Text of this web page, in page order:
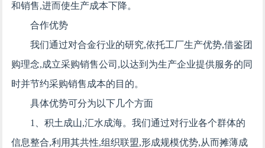
和销售,进而使生产成本下降。
合作优势
我们通过对合金行业的研究,依托工厂生产优势,借鉴团
购理念,成立采购销售公司,以达到为生产企业提供服务的同
时并节约采购销售成本的目的。
具体优势可分为以下几个方面
1、积土成山,汇水成海。我们通过对行业各个群体的
信息整合,利用其共性,组织联盟,形成规模优势,从而摊薄成